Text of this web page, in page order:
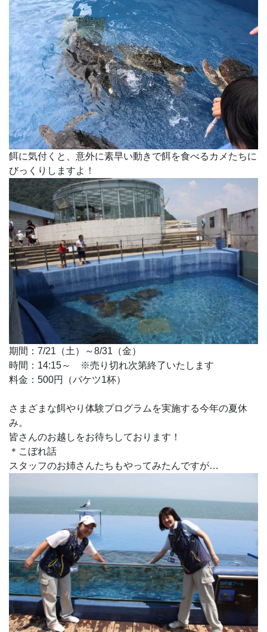
餌に気付くと、意外に素早い動きで餌を食べるカメたちに
びっくりしますよ！
期間：7/21（土）～8/31（金）
時間：14:15～ ※売り切れ次第終了いたします
料金：500円（バケツ1杯）
さまざまな餌やり体験プログラムを実施する今年の夏休
み。
皆さんのお越しをお待ちしております！
＊こぼれ話
スタッフのお姉さんたちもやってみたんですが…